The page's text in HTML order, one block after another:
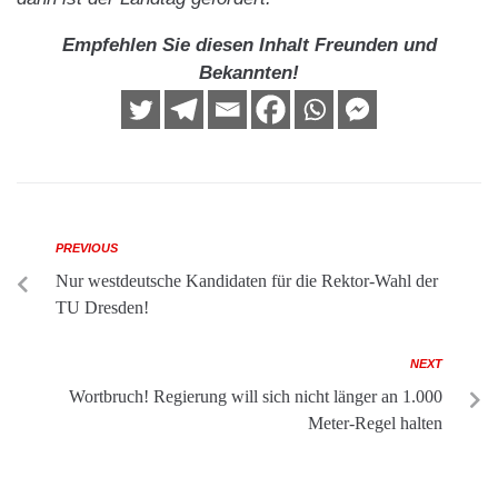
Empfehlen Sie diesen Inhalt Freunden und
Bekannten!
PREVIOUS
Nur westdeutsche Kandidaten für die Rektor-Wahl der
TU Dresden!
NEXT
Wortbruch! Regierung will sich nicht länger an 1.000
Meter-Regel halten